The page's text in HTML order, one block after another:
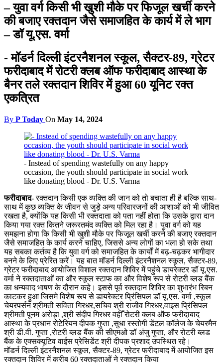
– युवा वर्ग किसी भी खुशी मौके पर फिजूल खर्ची करने
की बजाए रक्तदान जैसे समाजहित के कार्य में ले भाग
– डॉ यू.एस. वर्मा
- मॉडर्न दिल्ली इंटरनैशनल स्कूल, सैक्टर-89, ग्रेटर
फरीदाबाद में रोटरी क्लब ऑफ फरीदाबाद आस्था के
बैनर तले रक्तदान शिविर में हुआ 60 यूनिट रक्त
एकत्रित
By P Today On May 14, 2024
- Instead of spending wastefully on any happy
occasion, the youth should participate in social work
like donating blood - Dr. U.S. Varma
फरीदाबाद-रक्तदान किसी एक व्यक्ति की जान को तो बचाता ही है बल्कि साथ-
साथ में कुछ व्यक्ति के जीवन से जुड़े अन्य परिवारजनों की आशाओं को भी जीवित
रखता है, क्योंकि यह किसी भी रक्तदाता को पता नहीं होता कि उसके द्वारा दान
किया गया रक्त कितने जरूरतमंद व्यक्ति को मिल रहा है। युवा वर्ग को यह
समझना होगा कि किसी भी खुशी मौके पर फिजूल खर्ची करने की बजाए रक्तदान
जैसे समाजहित के कार्य करने चाहिए, जिससे अन्य लोगों का भला हो सके तथा
यह सबका कर्तव्य है कि युवा वर्ग को समाजहित के कार्यों में बढ़-चढ़कर भागीदार
बनने के लिए प्रेरित करें। यह बात मॉडर्न दिल्ली इंटरनैशनल स्कूल, सैक्टर-89,
ग्रेटर फरीदाबाद आयोजित विशाल रक्तदान शिविर में पहुंचे डायरेक्टर डॉ यू.एस.
वर्मा ने रक्तदाताओं का और स्कूल स्टाफ का और विशेष रूप से रोटरी ब्लड बैंक
का धन्यवाद भाषण के दौरान कहे। इससे पूर्व रक्तदान शिविर का शुभारंभ रिबन
काटकर हुआ जिसमे विशेष रूप से डायरेक्टर प्रिंसिपल डॉ यू.एस. वर्मा ,स्कूल
चेयरपर्सन श्रीमती सविता गिरधर,सचिव श्री राजीव गिरधर,वाइस प्रिंसिपल
श्रीमती पूनम अरोड़ा ,श्री संदीप गिरधर वहीँ रोटरी क्लब ऑफ फरीदाबाद
आस्था के प्रधान रोटेरियन दीपक गुप्ता ,सुधा रस्तोगी डेंटल कॉलेज के चेयरमैन
श्री डी.वी. गुप्ता ,रोटरी ब्लड बैंक की सीएमओ डॉ अंजु गुप्ता, और रोटरी ब्लड
बैंक के एक्सक्यूटिव वाईस प्रेसिडेंट श्री दीपक प्रशाद उपस्थित रहे।
मॉडर्न दिल्ली इंटरनैशनल स्कूल, सैक्टर-89, ग्रेटर फरीदाबाद में आयोजित इस
रक्तदान शिविर में करीब 60 रक्तदाताओं ने रक्तदान किया